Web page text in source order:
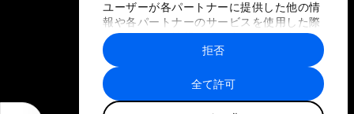
ユーザーが各パートナーに提供した他の情
報や各パートナーのサービスを使用した際
に収集された情報と組み合わされ、各パー
トナーによって使用されることがありま
す。
全て許可
拒否
プライバシーポリシーと利用規約
サイトマップ